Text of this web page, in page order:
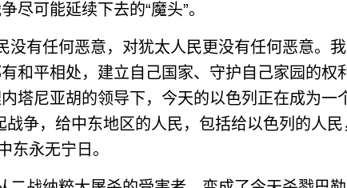
尽可能延续下去的“魔头”。
有任何恶意，对犹太人民更没有任何恶意。我
和平相处，建立自己国家、守护自己家园的权
塔尼亚胡的领导下，今天的以色列正在成为一
战争，给中东地区的人民，包括给以色列的人
东永无宁日。